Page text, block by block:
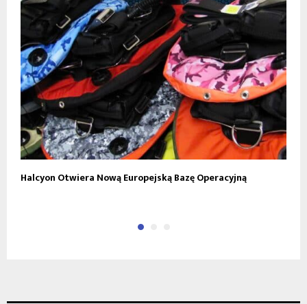
Halcyon Otwiera Nową Europejską Bazę Operacyjną